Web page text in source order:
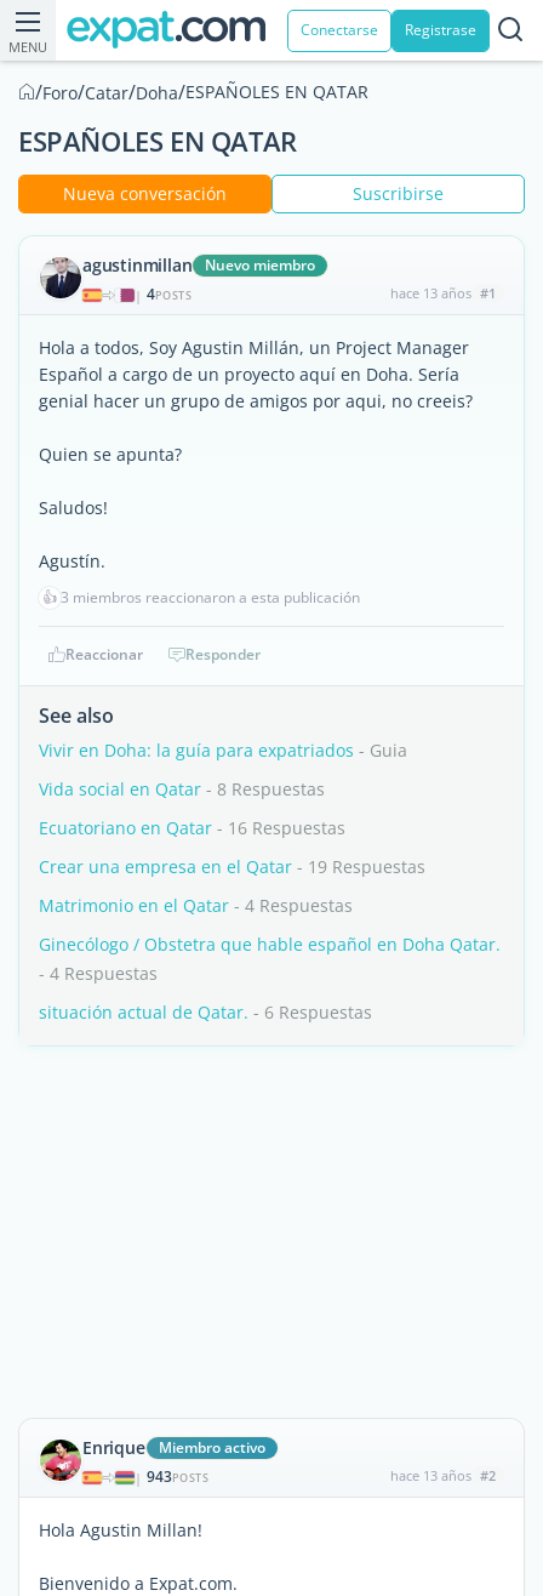
MENU
Conectarse Registrase
/Foro/Catar/Doha/ESPAÑOLES EN QATAR
ESPAÑOLES EN QATAR
Nueva conversación Suscribirse
agustinmillan Nuevo miembro
| 4POSTS hace 13 años #1
Hola a todos, Soy Agustin Millán, un Project Manager
Español a cargo de un proyecto aquí en Doha. Sería
genial hacer un grupo de amigos por aqui, no creeis?
Quien se apunta?
Saludos!
Agustín.
👍3 miembros reaccionaron a esta publicación
Reaccionar Responder
See also
Vivir en Doha: la guía para expatriados - Guia
Vida social en Qatar - 8 Respuestas
Ecuatoriano en Qatar - 16 Respuestas
Crear una empresa en el Qatar - 19 Respuestas
Matrimonio en el Qatar - 4 Respuestas
Ginecólogo / Obstetra que hable español en Doha Qatar.
- 4 Respuestas
situación actual de Qatar. - 6 Respuestas
Enrique Miembro activo
| 943POSTS hace 13 años #2
Hola Agustin Millan!
Bienvenido a Expat.com.